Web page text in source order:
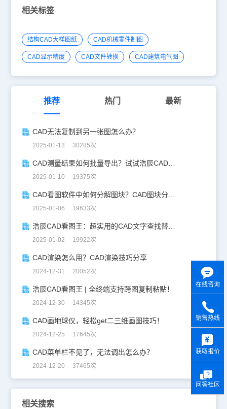
相关标签
结构CAD大样图纸 CAD机械零件制图
CAD显示精度 CAD文件转换 CAD建筑电气图
推荐 热门 最新
CAD无法复制到另一张图怎么办？
2025-01-13 30285次
CAD测量结果如何批量导出？试试浩辰CAD看图王！
2025-01-10 19375次
CAD看图软件中如何分解图块？CAD图块分解详解！
2025-01-06 19633次
浩辰CAD看图王：超实用的CAD文字查找替换技巧分享！
2025-01-02 19922次
CAD渲染怎么用？CAD渲染技巧分享
2024-12-31 20052次
浩辰CAD看图王 | 全终端支持跨图复制粘贴！
2024-12-30 14345次
CAD画地球仪，轻松get二三维画图技巧！
2024-12-25 17645次
CAD菜单栏不见了，无法调出怎么办？
2024-12-20 37465次
相关搜索
在线咨询
销售热线
获取报价
问答社区